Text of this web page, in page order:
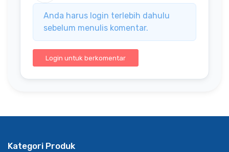
Anda harus login terlebih dahulu
sebelum menulis komentar.
Login untuk berkomentar
Kategori Produk